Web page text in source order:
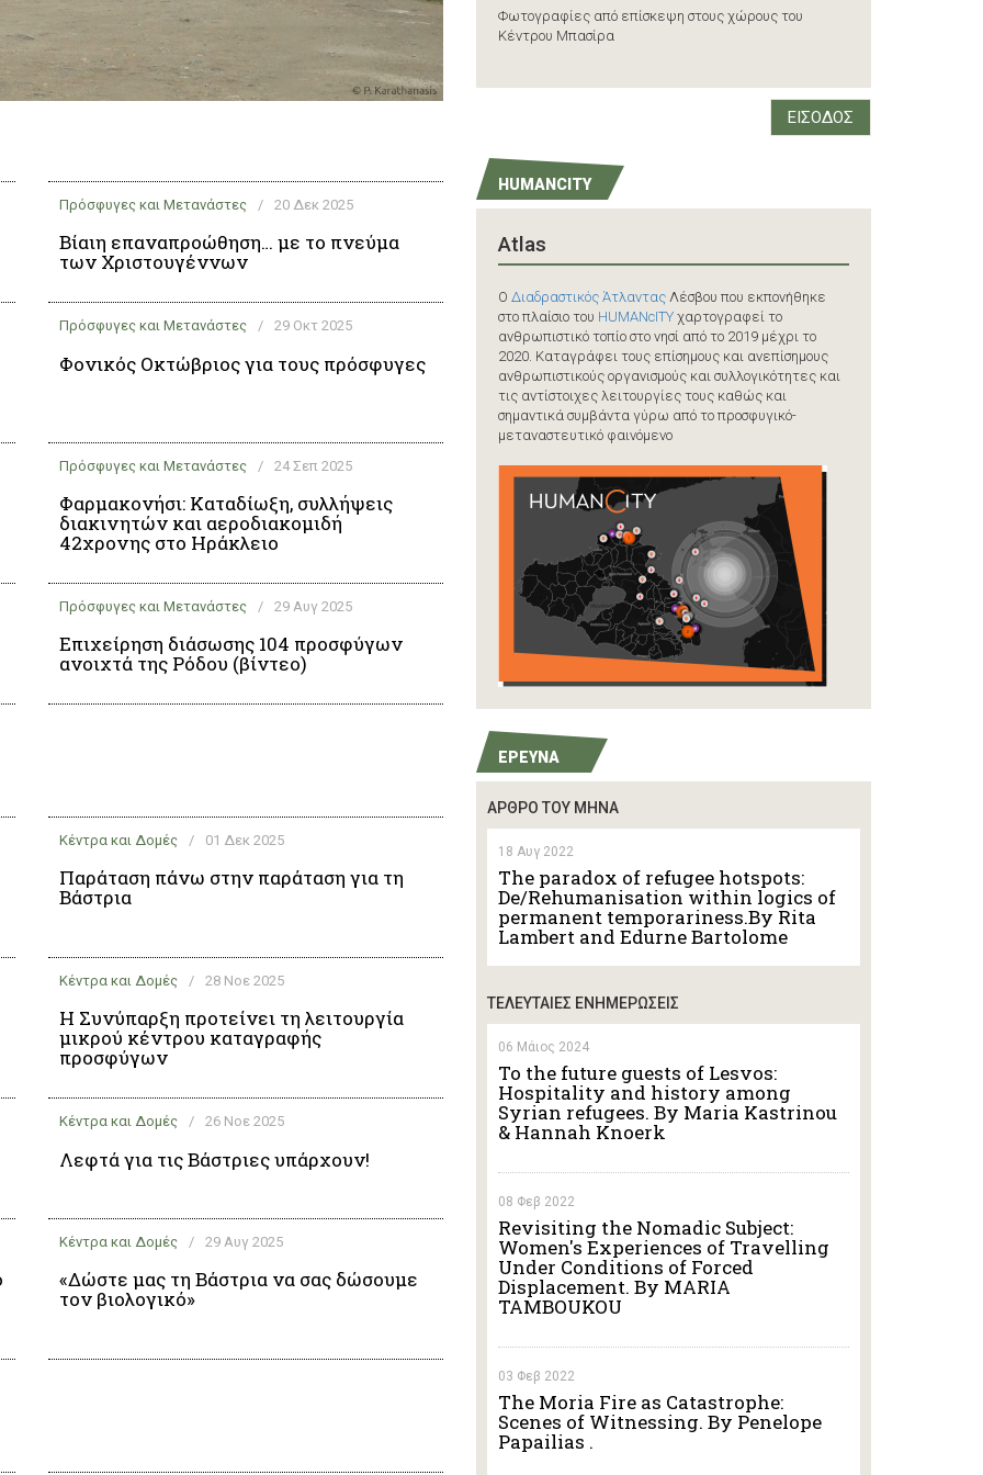
Πρόσφυγες και Μετανάστες / 20 Δεκ 2025
Βίαιη επαναπροώθηση… με το πνεύμα
των Χριστουγέννων
Πρόσφυγες και Μετανάστες / 29 Οκτ 2025
Φονικός Οκτώβριος για τους πρόσφυγες
Πρόσφυγες και Μετανάστες / 24 Σεπ 2025
Φαρμακονήσι: Καταδίωξη, συλλήψεις
διακινητών και αεροδιακομιδή
42χρονης στο Ηράκλειο
Πρόσφυγες και Μετανάστες / 29 Αυγ 2025
Επιχείρηση διάσωσης 104 προσφύγων
ανοιχτά της Ρόδου (βίντεο)
Κέντρα και Δομές / 01 Δεκ 2025
Παράταση πάνω στην παράταση για τη
Βάστρια
Κέντρα και Δομές / 28 Νοε 2025
Η Συνύπαρξη προτείνει τη λειτουργία
μικρού κέντρου καταγραφής
προσφύγων
Κέντρα και Δομές / 26 Νοε 2025
Λεφτά για τις Βάστριες υπάρχουν!
Κέντρα και Δομές / 29 Αυγ 2025
«Δώστε μας τη Βάστρια να σας δώσουμε
τον βιολογικό»
Φωτογραφίες από επίσκεψη στους χώρους του
Κέντρου Μπασίρα
ΕΙΣΟΔΟΣ
HUMANCITY
Atlas
O Διαδραστικός Άτλαντας Λέσβου που εκπονήθηκε
στο πλαίσιο του HUMANcITY χαρτογραφεί το
ανθρωπιστικό τοπίο στο νησί από το 2019 μέχρι το
2020. Καταγράφει τους επίσημους και ανεπίσημους
ανθρωπιστικούς οργανισμούς και συλλογικότητες και
τις αντίστοιχες λειτουργίες τους καθώς και
σημαντικά συμβάντα γύρω από το προσφυγικό-
μεταναστευτικό φαινόμενο
EΡΕΥΝΑ
ΆΡΘΡΟ ΤΟΥ ΜΗΝΑ
18 Αυγ 2022
The paradox of refugee hotspots:
De/Rehumanisation within logics of
permanent temporariness.By Rita
Lambert and Edurne Bartolome
ΤΕΛΕΥΤΑΙΕΣ ΕΝΗΜΕΡΩΣΕΙΣ
06 Μάιος 2024
To the future guests of Lesvos:
Hospitality and history among
Syrian refugees. By Maria Kastrinou
& Hannah Knoerk
08 Φεβ 2022
Revisiting the Nomadic Subject:
Women's Experiences of Travelling
Under Conditions of Forced
Displacement. By MARIA
TAMBOUKOU
03 Φεβ 2022
The Moria Fire as Catastrophe:
Scenes of Witnessing. By Penelope
Papailias .